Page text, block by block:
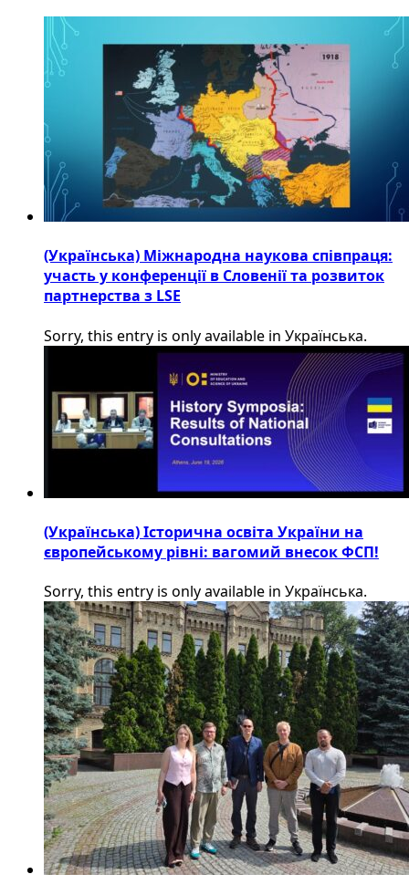
(Українська) Міжнародна наукова співпраця:
участь у конференції в Словенії та розвиток
партнерства з LSE
Sorry, this entry is only available in Українська.
(Українська) Історична освіта України на
європейському рівні: вагомий внесок ФСП!
Sorry, this entry is only available in Українська.